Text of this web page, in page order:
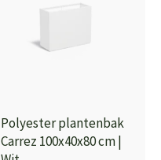
Polyester plantenbak
Carrez 100x40x80 cm |